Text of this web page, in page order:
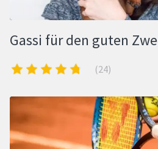
Gassi für den guten
(24)